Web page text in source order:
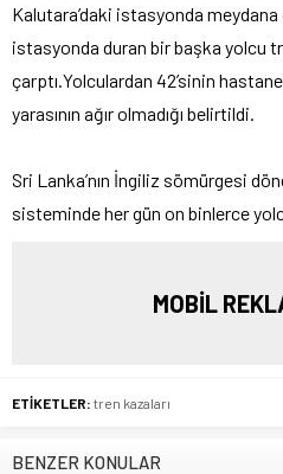
Kalutara’daki istasyonda
istasyonda duran bir başka yolcu
çarptı. Yolculardan 42’sinin
yarasının ağır olmadığı belirtildi.
Sri Lanka’nın İngiliz sömürgesi
sisteminde her gün on binlerce
MOBİL
ETİKETLER: tren kazaları
BENZER KONULAR